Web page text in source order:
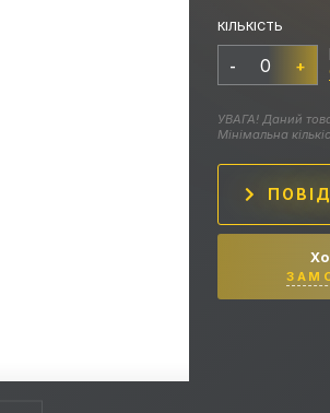
КІЛЬКІСТЬ
- +
УВАГА! Даний
Мінімальна